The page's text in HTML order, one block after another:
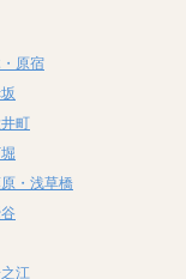
原宿
町
・浅草橋
江